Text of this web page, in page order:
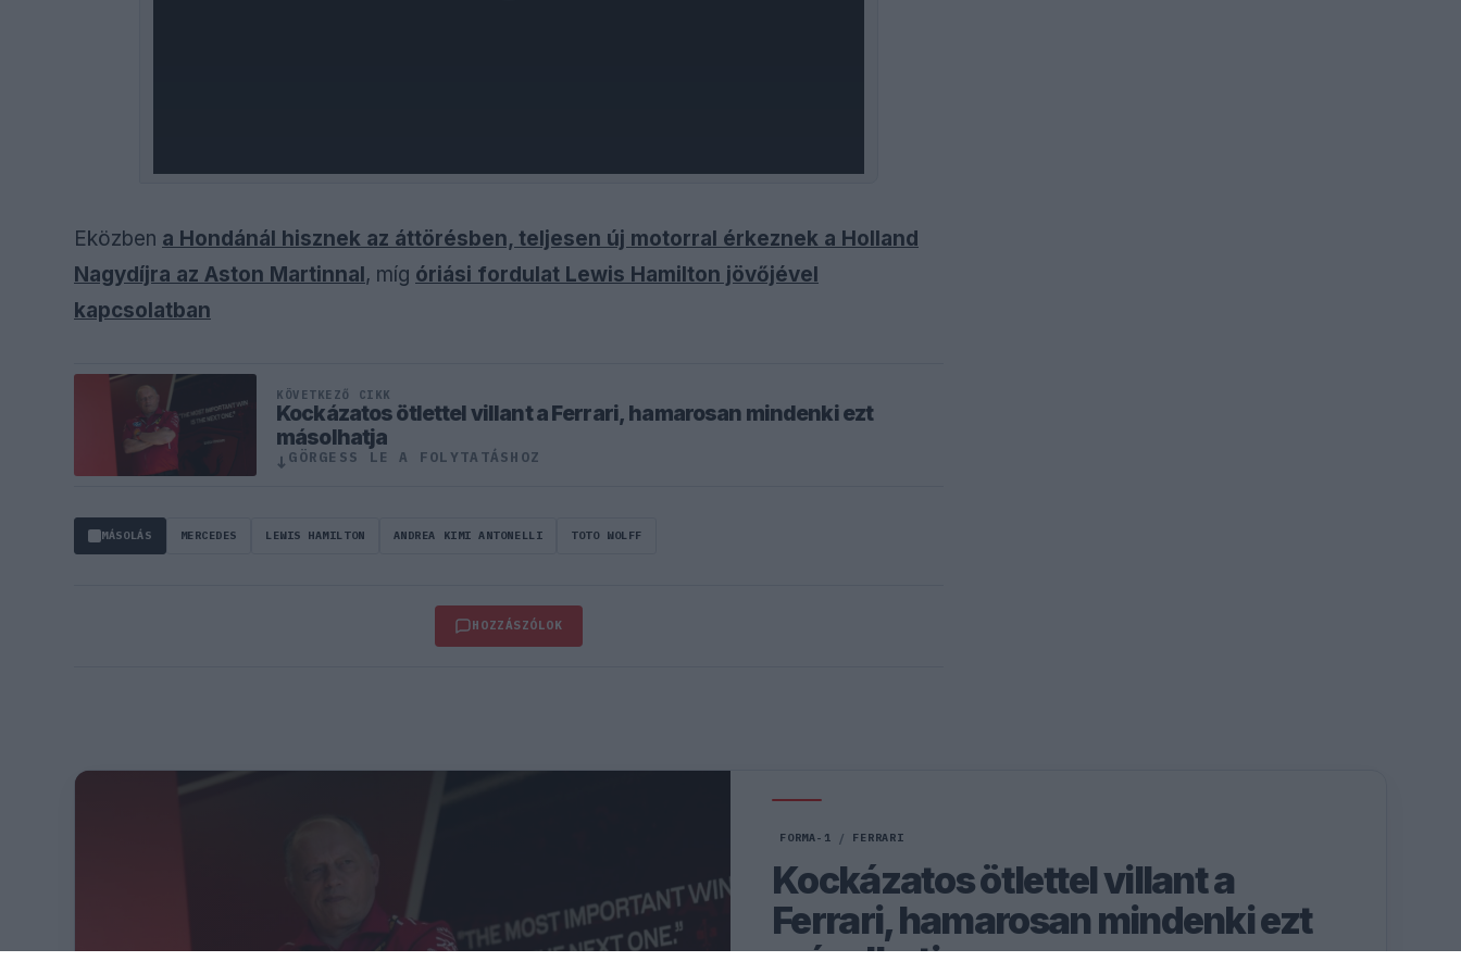
Eközben a Hondánál hisznek az áttörésben, teljesen új motorral érkeznek a Holland
Nagydíjra az Aston Martinnal, míg óriási fordulat Lewis Hamilton jövőjével
kapcsolatban
KÖVETKEZŐ CIKK
Kockázatos ötlettel villant a Ferrari, hamarosan mindenki ezt
másolhatja
↓ GÖRGESS LE A FOLYTATÁSHOZ
MÁSOLÁS MERCEDES LEWIS HAMILTON ANDREA KIMI ANTONELLI TOTO WOLFF
HOZZÁSZÓLOK
FORMA-1 / FERRARI
Kockázatos ötlettel villant a
Ferrari, hamarosan mindenki ezt
másolhatja